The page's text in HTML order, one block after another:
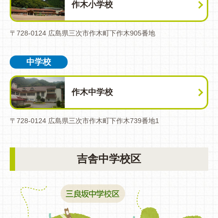
作木小学校
〒728-0124 広島県三次市作木町下作木905番地
中学校
作木中学校
〒728-0124 広島県三次市作木町下作木739番地1
吉舎中学校区